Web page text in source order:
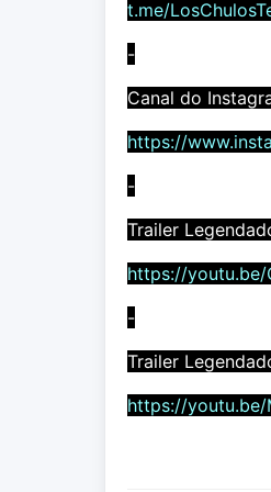
t.me/
-
Canal do
https://
-
Trailer
https://youtu.be/
-
Trailer
https://youtu.be/